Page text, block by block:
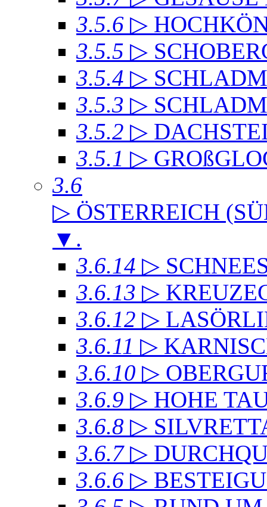
3.5.6 ▷
3.5.5 ▷
3.5.4 ▷
3.5.3 ▷
3.5.2 ▷
3.5.1 ▷
3.6
▷ ÖSTERREICH
▼ .
3.6.14 ▷
3.6.13 ▷
3.6.12 ▷
3.6.11 ▷
3.6.10 ▷
3.6.9 ▷ HOHE
3.6.8 ▷
3.6.7 ▷
3.6.6 ▷